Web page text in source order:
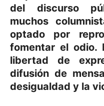
del discurso
muchos
optado por
fomentar el odio.
libertad de
difusión de
desigualdad y la